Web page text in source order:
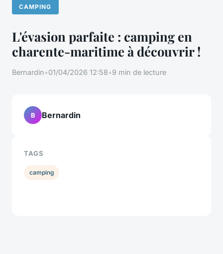
CAMPING
L'évasion parfaite : camping en
charente-maritime à découvrir !
Bernardin•01/04/2026 12:58•9 min de lecture
B Bernardin
TAGS
camping